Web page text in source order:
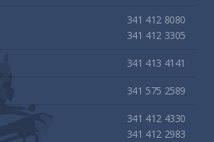
341 412 8080
341 412 3305
341 413 4141
341 575 2589
341 412 4330
341 412 2983